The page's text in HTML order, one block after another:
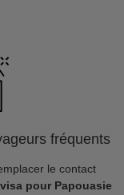
fréquents
le contact
visa pour Papouasie